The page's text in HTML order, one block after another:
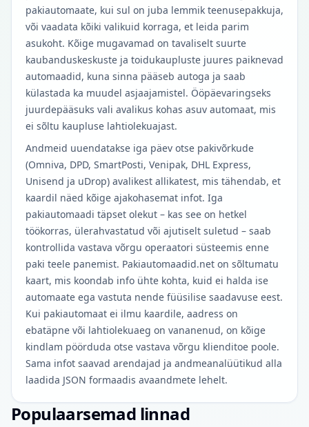
pakiautomaate, kui sul on juba lemmik teenusepakkuja,
või vaadata kõiki valikuid korraga, et leida parim
asukoht. Kõige mugavamad on tavaliselt suurte
kaubanduskeskuste ja toidukaupluste juures paiknevad
automaadid, kuna sinna pääseb autoga ja saab
külastada ka muudel asjaajamistel. Ööpäevaringseks
juurdepääsuks vali avalikus kohas asuv automaat, mis
ei sõltu kaupluse lahtiolekuajast.
Andmeid uuendatakse iga päev otse pakivõrkude
(Omniva, DPD, SmartPosti, Venipak, DHL Express,
Unisend ja uDrop) avalikest allikatest, mis tähendab, et
kaardil näed kõige ajakohasemat infot. Iga
pakiautomaadi täpset olekut – kas see on hetkel
töökorras, ülerahvastatud või ajutiselt suletud – saab
kontrollida vastava võrgu operaatori süsteemis enne
paki teele panemist. Pakiautomaadid.net on sõltumatu
kaart, mis koondab info ühte kohta, kuid ei halda ise
automaate ega vastuta nende füüsilise saadavuse eest.
Kui pakiautomaat ei ilmu kaardile, aadress on
ebatäpne või lahtiolekuaeg on vananenud, on kõige
kindlam pöörduda otse vastava võrgu klienditoe poole.
Sama infot saavad arendajad ja andmeanalüütikud alla
laadida JSON formaadis avaandmete lehelt.
Populaarsemad linnad